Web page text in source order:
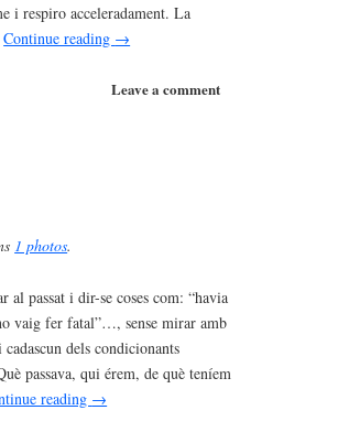
i respiro acceleradament. La
Continue reading →
Leave a comment
1 photos.
al passat i dir-se coses com: “havia
vaig fer fatal”…, sense mirar amb
dels condicionants
passava, qui érem, de què teníem
reading →